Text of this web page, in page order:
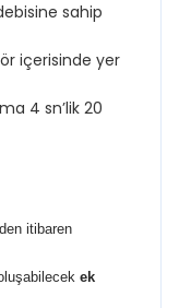
sahip
içerisinde yer
4 sn’lik 20
itibaren
ek